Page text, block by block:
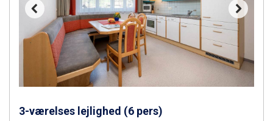
Ponte di Legno fra DKK 4.745
Bad Gastein fra DKK 4.195
Alleghe fra DKK 5.595
Sauze dOulx fra DKK 4.045
Arabba fra DKK 7.045
La Thuile fra DKK 4.595
Val Thorens fra DKK 5.395
Sölden fra DKK 8.445
3-værelses lejlighed (6 pers)